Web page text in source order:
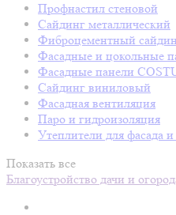
Профнастил стеновой
Сайдинг металлический
Фиброцементный
Фасадные и цокольные
Фасадные панели
Сайдинг виниловый
Фасадная вентиляция
Паро и гидроизоляция
Утеплители для фасада
Показать все
Благоустройство дачи и